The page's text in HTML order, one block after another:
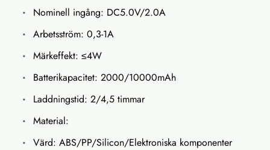
Nominell ingång: DC5.0V/2.0A
Arbetsström: 0,3-1A
Märkeffekt: ≤4W
Batterikapacitet: 2000/10000mAh
Laddningstid: 2/4,5 timmar
Material:
Värd: ABS/PP/Silicon/Elektroniska komponenter